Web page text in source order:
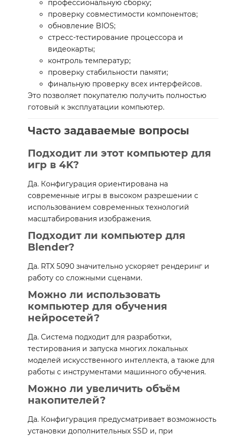
профессиональную сборку;
проверку совместимости компонентов;
обновление BIOS;
стресс-тестирование процессора и
видеокарты;
контроль температур;
проверку стабильности памяти;
финальную проверку всех интерфейсов.
Это позволяет покупателю получить полностью
готовый к эксплуатации компьютер.
Часто задаваемые вопросы
Подходит ли этот компьютер для
игр в 4K?
Да. Конфигурация ориентирована на
современные игры в высоком разрешении с
использованием современных технологий
масштабирования изображения.
Подходит ли компьютер для
Blender?
Да. RTX 5090 значительно ускоряет рендеринг и
работу со сложными сценами.
Можно ли использовать
компьютер для обучения
нейросетей?
Да. Система подходит для разработки,
тестирования и запуска многих локальных
моделей искусственного интеллекта, а также для
работы с инструментами машинного обучения.
Можно ли увеличить объём
накопителей?
Да. Конфигурация предусматривает возможность
установки дополнительных SSD и, при